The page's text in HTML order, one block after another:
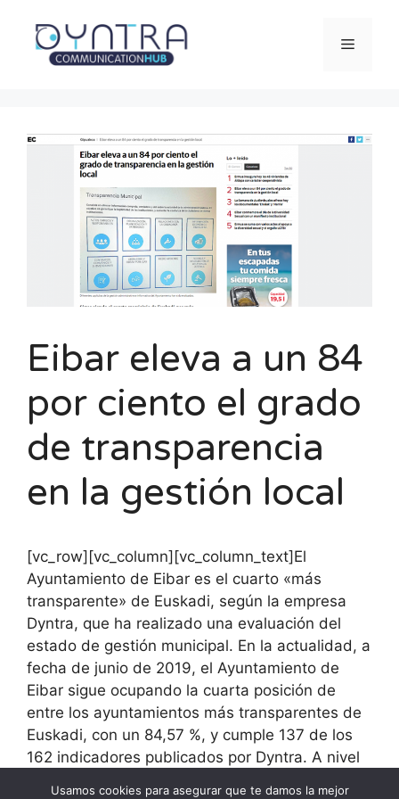
contenido
Menú
Eibar eleva a un 84
por ciento el grado
de transparencia
en la gestión local
[vc_row][vc_column][vc_column_text]El
Ayuntamiento de Eibar es el cuarto «más
transparente» de Euskadi, según la empresa
Dyntra, que ha realizado una evaluación del
estado de gestión municipal. En la actualidad, a
fecha de junio de 2019, el Ayuntamiento de
Eibar sigue ocupando la cuarta posición de
entre los ayuntamientos más transparentes de
Euskadi, con un 84,57 %, y cumple 137 de los
162 indicadores publicados por Dyntra. A nivel
Usamos cookies para asegurar que te damos la mejor